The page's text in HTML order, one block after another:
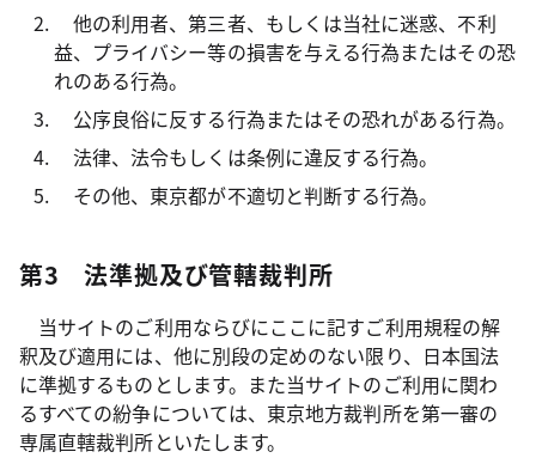
他の利用者、第三者、もしくは当社に迷惑、不利
益、プライバシー等の損害を与える行為またはその恐
れのある行為。
公序良俗に反する行為またはその恐れがある行為。
法律、法令もしくは条例に違反する行為。
その他、東京都が不適切と判断する行為。
第3 法準拠及び管轄裁判所
当サイトのご利用ならびにここに記すご利用規程の解
釈及び適用には、他に別段の定めのない限り、日本国法
に準拠するものとします。また当サイトのご利用に関わ
るすべての紛争については、東京地方裁判所を第一審の
専属直轄裁判所といたします。